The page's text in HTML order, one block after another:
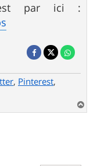
par ici :
, Pinterest,
a